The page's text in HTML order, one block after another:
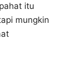
itu
mungkin